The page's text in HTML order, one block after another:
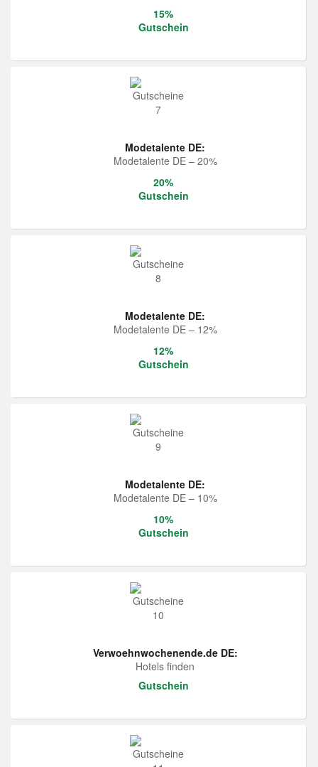
15%
Gutschein
Modetalente DE:
Modetalente DE – 20%
20%
Gutschein
Modetalente DE:
Modetalente DE – 12%
12%
Gutschein
Modetalente DE:
Modetalente DE – 10%
10%
Gutschein
Verwoehnwochenende.de DE:
Hotels finden
Gutschein